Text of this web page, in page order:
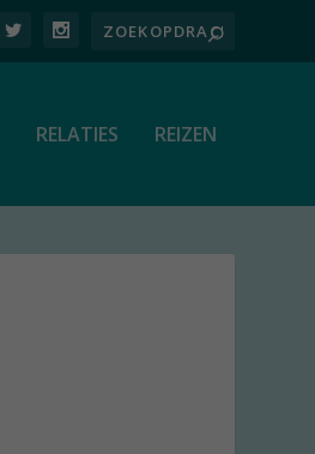
RELATIES REIZEN